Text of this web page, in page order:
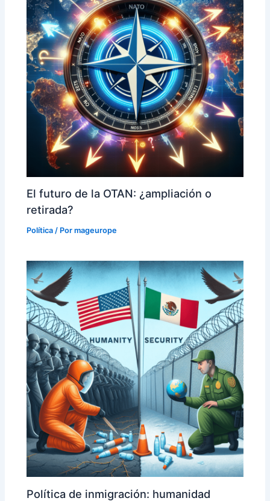
El futuro de la OTAN: ¿ampliación o
retirada?
Política / Pormageurope
Política de inmigración: humanidad